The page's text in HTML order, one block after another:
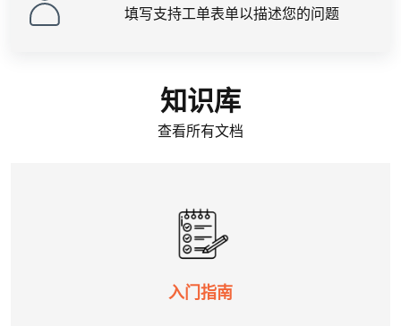
填写支持工单表单以描述您的问题
知识库
查看所有文档
入门指南